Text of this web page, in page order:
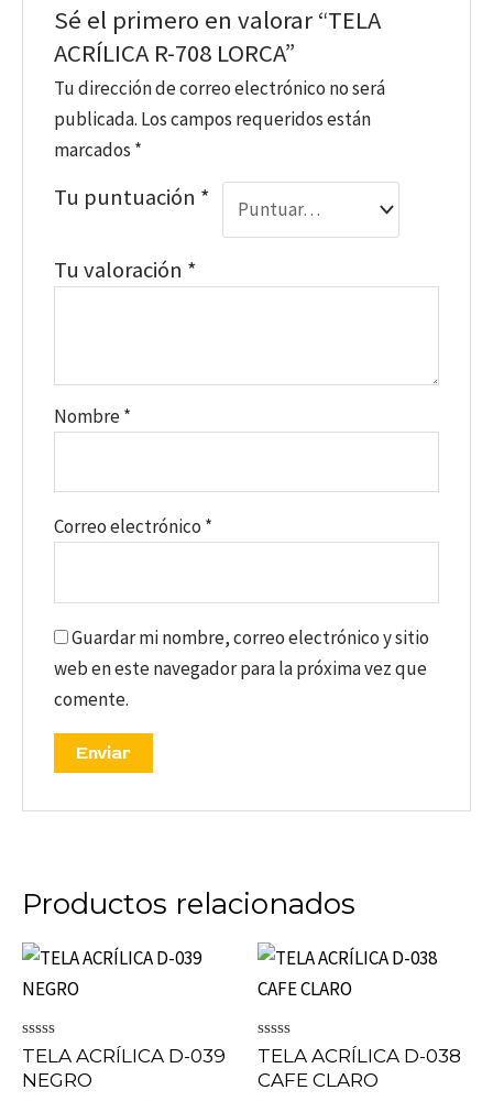
Sé el primero en valorar “TELA
ACRÍLICA R-708 LORCA”
Tu dirección de correo electrónico no será
publicada. Los campos requeridos están
marcados *
Tu puntuación *
Tu valoración *
Nombre*
Correo electrónico *
Guardar mi nombre, correo electrónico y sitio
web en este navegador para la próxima vez que
comente.
Productos relacionados
Valorado
en
0
TELA ACRÍLICA D-039
NEGRO
Valorado
en
0
TELA ACRÍLICA D-038
CAFE CLARO